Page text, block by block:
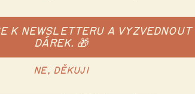
Nahlásit
K NEWSLETTERU A VYZVEDNOUT
DÁREK. 🎁
NE, DĚKUJI